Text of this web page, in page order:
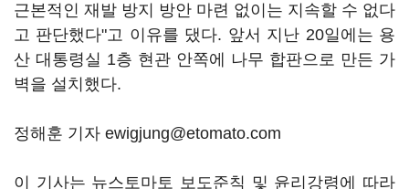
근본적인 재발 방지 방안 마련 없이는 지속할 수 없다
고 판단했다"고 이유를 댔다. 앞서 지난 20일에는 용
산 대통령실 1층 현관 안쪽에 나무 합판으로 만든 가
벽을 설치했다.
정해훈 기자 ewigjung@etomato.com
이 기사는 뉴스토마토 보도준칙 및 윤리강령에 따라